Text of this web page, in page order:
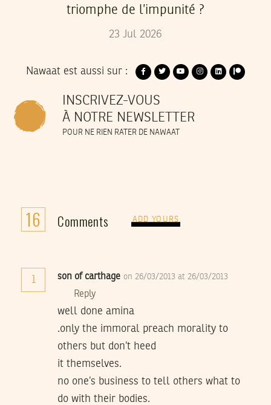
triomphe de l’impunité ?
23 Jul 2026
Nawaat est aussi sur :
INSCRIVEZ-VOUS
À NOTRE NEWSLETTER
POUR NE RIEN RATER DE NAWAAT
16 Comments ADD YOURS
1 son of carthage on 26/03/2013 at 26/03/2013
Reply
well done amina
.only the immoral preach morality to
others but don’t heed
it themselves.
no one’s business to tell others what to
do with their bodies.